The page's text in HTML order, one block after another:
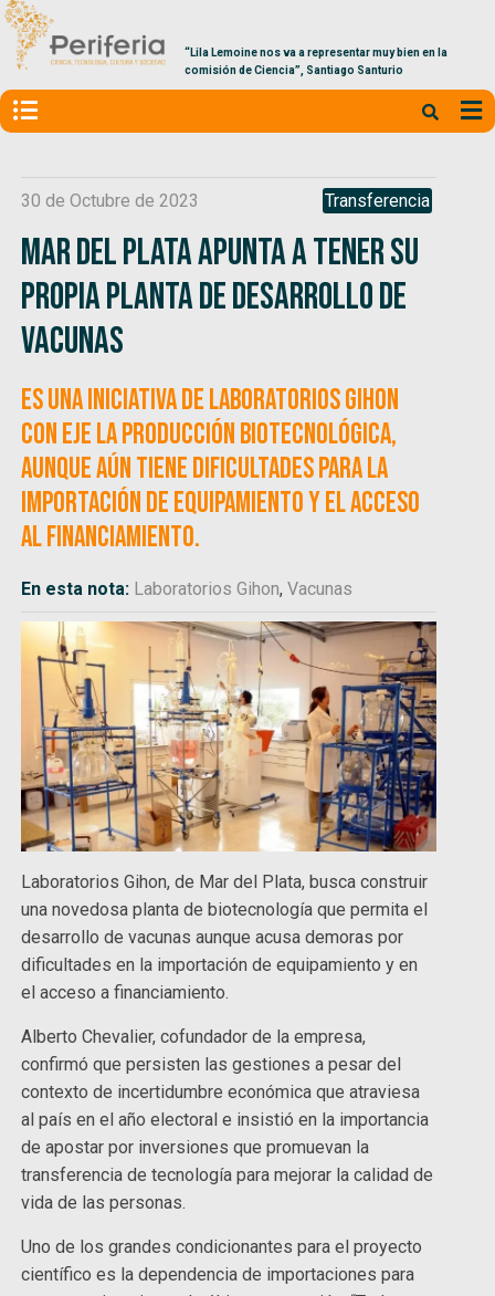
“Lila Lemoine nos va a representar muy bien en la
comisión de Ciencia”, Santiago Santurio
30 de Octubre de 2023 Transferencia
Mar del Plata apunta a tener su
propia planta de desarrollo de
vacunas
Es una iniciativa de Laboratorios Gihon
con eje la producción biotecnológica,
aunque aún tiene dificultades para la
importación de equipamiento y el acceso
al financiamiento.
En esta nota: Laboratorios Gihon,Vacunas
Laboratorios Gihon, de Mar del Plata, busca construir
una novedosa planta de biotecnología que permita el
desarrollo de vacunas aunque acusa demoras por
dificultades en la importación de equipamiento y en
el acceso a financiamiento.
Alberto Chevalier, cofundador de la empresa,
confirmó que persisten las gestiones a pesar del
contexto de incertidumbre económica que atraviesa
al país en el año electoral e insistió en la importancia
de apostar por inversiones que promuevan la
transferencia de tecnología para mejorar la calidad de
vida de las personas.
Uno de los grandes condicionantes para el proyecto
científico es la dependencia de importaciones para